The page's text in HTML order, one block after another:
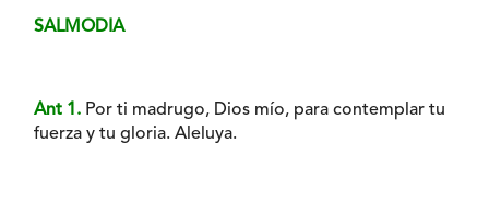
SALMODIA
Ant 1. Por ti madrugo, Dios mío, para contemplar tu
fuerza y tu gloria. Aleluya.